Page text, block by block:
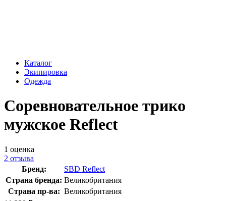
Каталог
Экипировка
Одежда
Соревновательное трико
мужское Reflect
1 оценка
2 отзыва
Бренд:
SBD Reflect
Страна бренда: Великобритания
Страна пр-ва: Великобритания